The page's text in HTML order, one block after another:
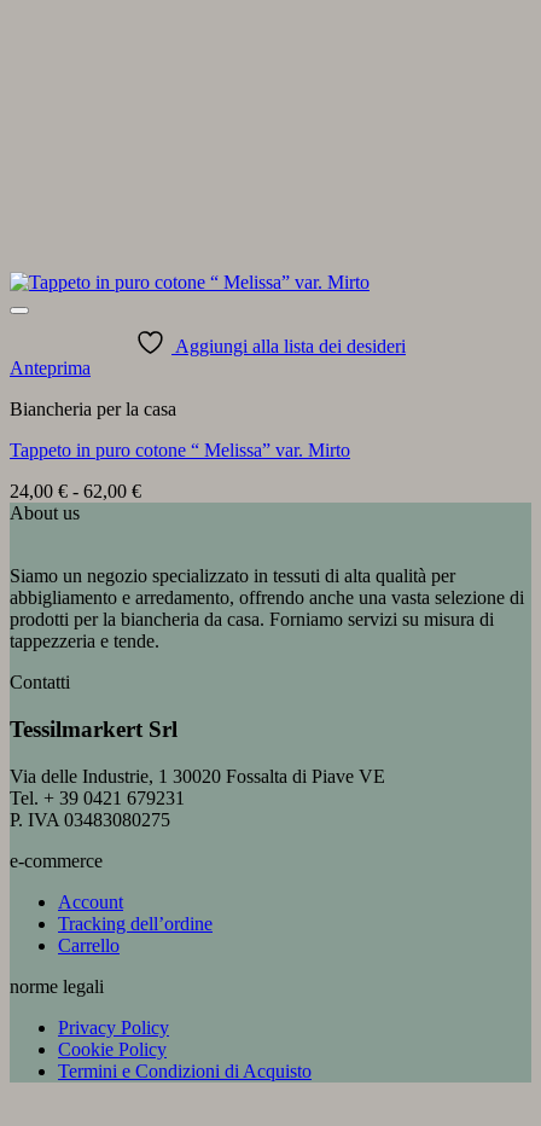
Aggiungi alla lista dei desideri
Anteprima
Biancheria per la casa
Tappeto in puro cotone “ Melissa” var. Mirto
24,00 € - 62,00 €Fascia
24,00 €
a
62,00 €
About us
Siamo un negozio specializzato in tessuti di alta qualità per
abbigliamento e arredamento, offrendo anche una vasta selezione di
prodotti per la biancheria da casa. Forniamo servizi su misura di
tappezzeria e tende.
Contatti
Tessilmarkert Srl
Via delle Industrie, 1 30020 Fossalta di Piave VE
Tel. + 39 0421 679231
P. IVA 03483080275
e-commerce
Account
Tracking dell’ordine
Carrello
norme legali
Privacy Policy
Cookie Policy
Termini e Condizioni di Acquisto